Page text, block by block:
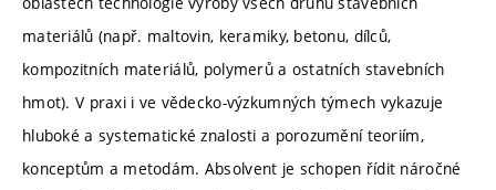
materiálů (např. maltovin, keramiky, betonu, dílců,
kompozitních materiálů, polymerů a ostatních stavebních
hmot). V praxi i ve vědecko-výzkumných týmech vykazuje
hluboké a systematické znalosti a porozumění teoriím,
konceptům a metodám. Absolvent je schopen řídit náročné